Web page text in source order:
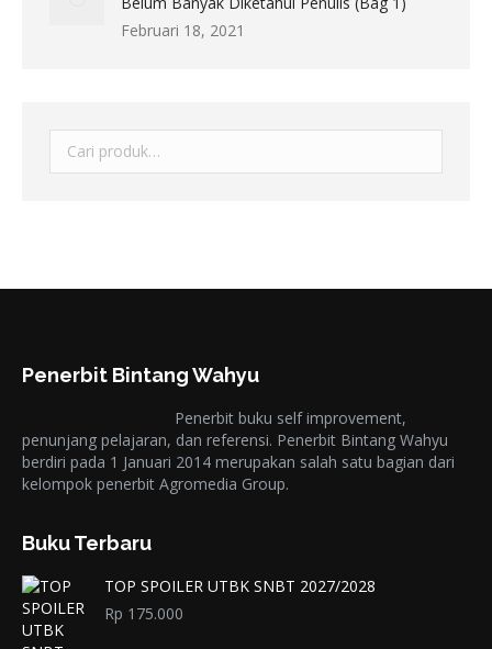
Februari 18, 2021
Penerbit Bintang Wahyu
Penerbit buku self improvement,
penunjang pelajaran, dan referensi. Penerbit Bintang Wahyu
berdiri pada 1 Januari 2014 merupakan salah satu bagian dari
kelompok penerbit Agromedia Group.
Buku Terbaru
TOP SPOILER UTBK SNBT 2027/2028
Rp 175.000